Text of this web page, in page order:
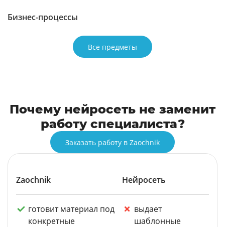
Бизнес-процессы
Все предметы
Почему нейросеть не заменит
работу специалиста?
Заказать работу в Zaochnik
Zaochnik Нейросеть
готовит материал под
конкретные
выдает
шаблонные